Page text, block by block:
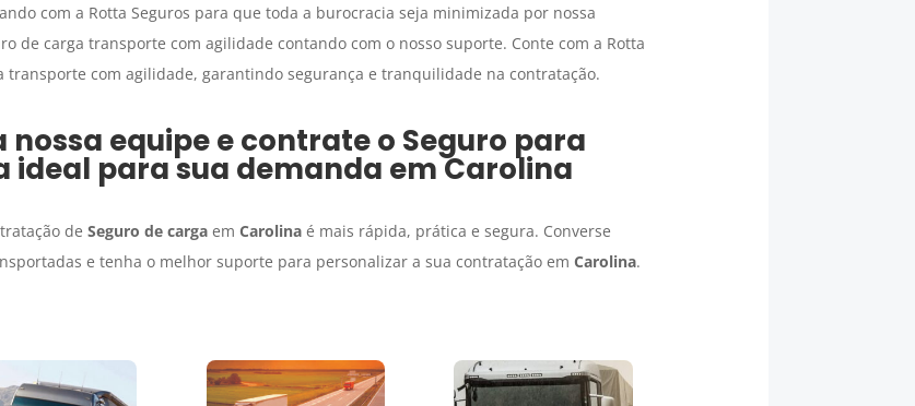
com a Rotta Seguros para que toda a burocracia seja minimizada por nossa
de carga transporte com agilidade contando com o nosso suporte. Conte com a Rotta
transporte com agilidade, garantindo segurança e tranquilidade na contratação.
equipe e contrate o Seguro para
ideal para sua demanda emCarolina
de Seguro de cargaem Carolinaé mais rápida, prática e segura. Converse
e tenha o melhor suporte para personalizar a sua contratação em Carolina.